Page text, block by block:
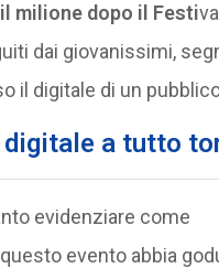
milione dopo il Festi
dai giovanissimi,
il digitale di un
digitale a tutto
evidenziare come
evento abbia